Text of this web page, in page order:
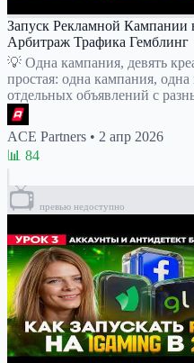
Запуск Рекламной
Арбитраж Трафика Гемблинг
💡 Одна кампания, девять
простая: одна кампания,
отдельных объявлений с
ACE Partners • 2 апр 2026
📊 84
📺 превью недоступно